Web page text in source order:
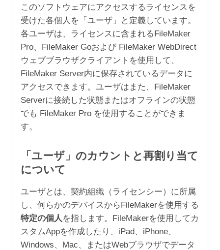
このソフトウェアにアクセスするライセンスを
受けた各個人を「ユーザ」と定義しています。
各ユーザは、ライセンスに含まれるFileMaker
Pro、FileMaker Goおよび FileMaker WebDirect
ウェブブラウザクライアントを使用して、
FileMaker Server内に保存されているデータに
アクセスできます。ユーザはまた、FileMaker
Serverに接続した状態またはオフラインの状態
でも FileMaker Pro を使用することができま
す。
「ユーザ」のカウントと再割り当て
について
ユーザとは、契約組織（ライセンシー）に所属
し、何らかのデバイスからFileMakerを使用する
特定の個人 を指します。FileMakerを使用してカ
スタムAppを作成したり、iPad、iPhone、
Windows、Mac、またはWebブラウザでデータ